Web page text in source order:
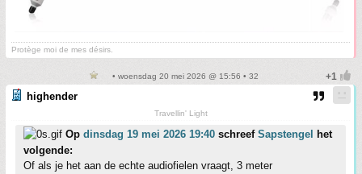
Protège moi de mes désirs.
• woensdag 20 mei 2026 @ 15:56 • 32
highender
Travellin' Light
Op dinsdag 19 mei 2026 19:40 schreef Sapstengel
het
volgende:
Of als je het aan de echte audiofielen vraagt, 3 meter